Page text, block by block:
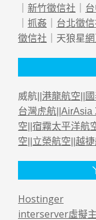
｜ 新竹徵信社 ｜
｜ 抓姦 ｜ 台北徵
徵信社 ｜天狼星
威航|| 港龍航空
台灣虎航 AirAsia
空 宿霧太平洋航
空 立榮航空 越
Hostinger
interserver虛擬